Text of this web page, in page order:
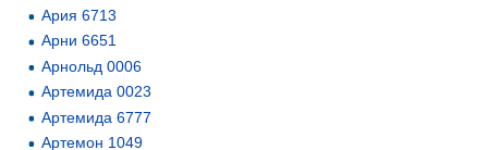
Ария 6713
Арни 6651
Арнольд 0006
Артемида 0023
Артемида 6777
Артемон 1049